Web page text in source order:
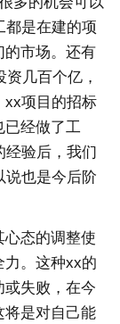
都是在建的项
的市场。还有
几百个亿，
xx项目的招标
经做了工
经验后，我们
说也是今后阶
心态的调整使
力。这种xx的
或失败，在今
将是对自己能